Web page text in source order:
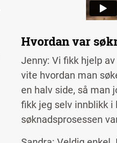
Hvordan var
Jenny: Vi fikk hjelp
vite hvordan man
en halv side, så man
fikk jeg selv innblikk
søknadsprosessen